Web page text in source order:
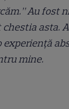
Au fost
asta.
experiență
mine.